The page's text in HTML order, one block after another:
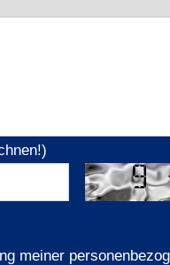
meiner